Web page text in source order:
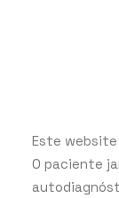
Este
O paciente